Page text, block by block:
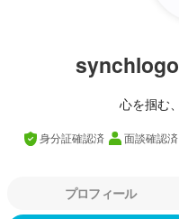
synchlogo
心を掴む
身分証確認済 面談確認済
プロフィール